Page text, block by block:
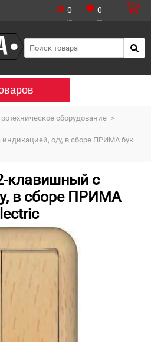
0 0
оборудование >
о/у, в сборе ПРИМА бук
клавишный с
в сборе ПРИМА